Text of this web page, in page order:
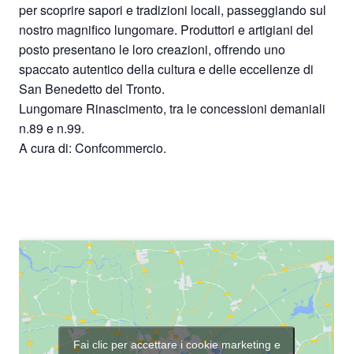
per scoprire sapori e tradizioni locali, passeggiando sul
nostro magnifico lungomare. Produttori e artigiani del
posto presentano le loro creazioni, offrendo uno
spaccato autentico della cultura e delle eccellenze di
San Benedetto del Tronto.
Lungomare Rinascimento, tra le concessioni demaniali
n.89 e n.99.
A cura di: Confcommercio.
Fai clic per accettare i cookie marketing e